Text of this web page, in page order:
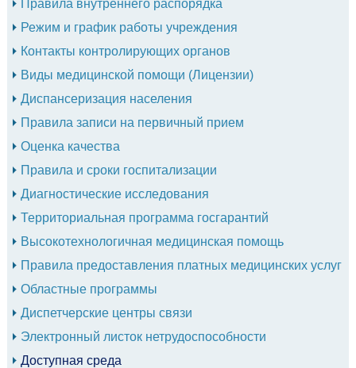
Правила внутреннего распорядка
Режим и график работы учреждения
Контакты контролирующих органов
Виды медицинской помощи (Лицензии)
Диспансеризация населения
Правила записи на первичный прием
Оценка качества
Правила и сроки госпитализации
Диагностические исследования
Территориальная программа госгарантий
Высокотехнологичная медицинская помощь
Правила предоставления платных медицинских услуг
Областные программы
Диспетчерские центры связи
Электронный листок нетрудоспособности
Доступная среда